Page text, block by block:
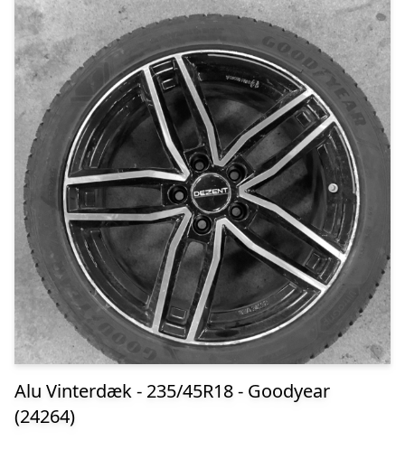
Alu Vinterdæk - 235/45R18 - Goodyear
(24264)